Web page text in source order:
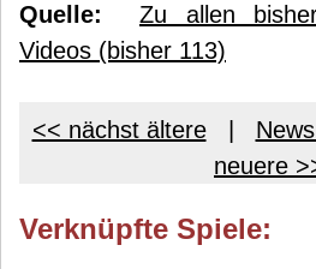
Quelle:
Zu allen
Videos (bisher 113)
<< nächst ältere|
neuere
Verknüpfte Spiele: